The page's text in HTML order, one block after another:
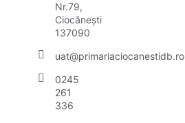
Nr.79,
Ciocănești
137090
uat@primariaciocanestidb.ro
0245
261
336